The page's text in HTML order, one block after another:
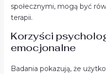
społecznymi, mogą być
terapii.
Korzyści
emocjonalne
Badania pokazują, że